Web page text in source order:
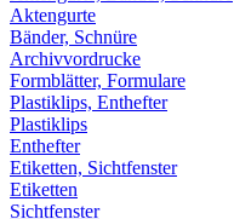
Aktengurte
Bänder, Schnüre
Archivvordrucke
Formblätter, Formulare
Plastiklips, Enthefter
Plastiklips
Enthefter
Etiketten, Sichtfenster
Etiketten
Sichtfenster